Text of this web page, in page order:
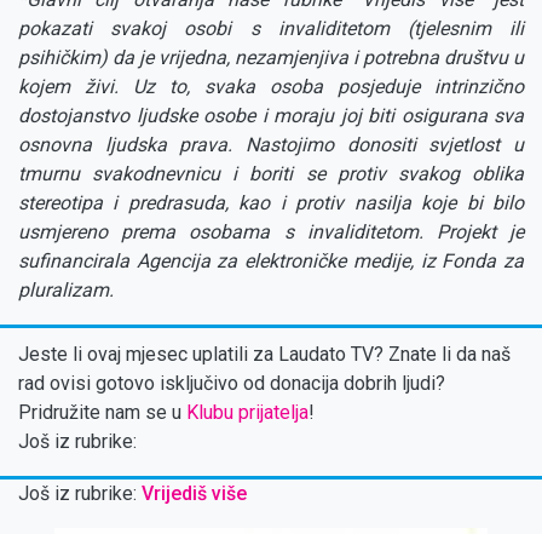
pokazati svakoj osobi s invaliditetom (tjelesnim ili
psihičkim) da je vrijedna, nezamjenjiva i potrebna društvu u
kojem živi. Uz to, svaka osoba posjeduje intrinzično
dostojanstvo ljudske osobe i moraju joj biti osigurana sva
osnovna ljudska prava. Nastojimo donositi svjetlost u
tmurnu svakodnevnicu i boriti se protiv svakog oblika
stereotipa i predrasuda, kao i protiv nasilja koje bi bilo
usmjereno prema osobama s invaliditetom. Projekt je
sufinancirala Agencija za elektroničke medije, iz Fonda za
pluralizam.
Jeste li ovaj mjesec uplatili za Laudato TV? Znate li da naš
rad ovisi gotovo isključivo od donacija dobrih ljudi?
Pridružite nam se u Klubu prijatelja!
Još iz rubrike:
Još iz rubrike: Vrijediš više